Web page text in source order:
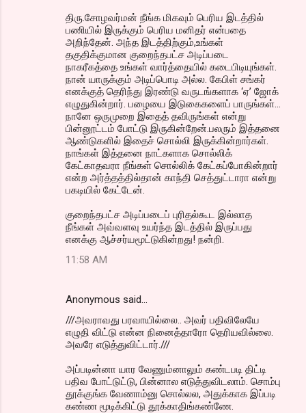
திரு.சோழவர்மன் நீங்க மிகவும் பெரிய இடத்தில்
பணியில் இருக்கும் பெரிய மனிதர் என்பதை
அறிந்தேன். அந்த இடத்திற்கும்,உங்கள்
தகுதிக்குமான குறைந்தபட்ச அடிப்படை
நாகரீகத்தை உங்கள் வார்த்தையில் கடைபிடியுங்கள்.
நான் யாருக்கும் அடிப்பொடி அல்ல. கேபிள் சங்கர்
எனக்குத் தெரிந்து இரண்டு வருடங்களாக ‘ஏ’ ஜோக்
எழுதுகின்றார். பழையை இடுகைகளைப் பாருங்கள்...
நானே ஒருமுறை இதைத் தவிருங்கள் என்று
பின்னூட்டம் போட்டு இருகின்றேன்.பலரும் இத்தனை
ஆண்டுகளில் இதைச் சொல்லி இருக்கின்றார்கள்.
நாங்கள் இத்தனை நாட்களாக சொல்லிக்
கேட்காதவரா நீங்கள் சொல்லிக் கேட்கப்போகின்றார்
என்ற அர்த்தத்தில்தான் காந்தி செத்துட்டாரா என்று
பகடியில் கேட்டேன்.
குறைந்தபட்ச அடிப்படைப் புரிதல்கூட இல்லாத
நீங்கள் அவ்வளவு உயர்ந்த இடத்தில் இருப்பது
எனக்கு ஆச்சர்யமூட்டுகின்றது! நன்றி.
11:58 AM
Anonymous said…
///அவராவது பரவாயில்லை.. அவர் பதிவிலேயே
எழுதி விட்டு என்ன நினைத்தாரோ தெரியவில்லை.
அவரே எடுத்துவிட்டார்.///
அப்படின்னா யார வேணும்னாலும் கண்டபடி திட்டி
பதிவ போட்டுட்டு, பின்னால எடுத்துவிடலாம். சொம்பு
தூக்குங்க வேணாம்னு சொல்லல, அதுக்காக இப்படி
கண்ண மூடிக்கிட்டு தூக்காதிங்கண்ணே.